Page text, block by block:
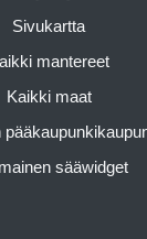
Sivukartta
mantereet
Kaikki maat
sääwidget